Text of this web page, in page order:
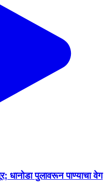
धानोडा पुलावरून पाण्याचा वेग